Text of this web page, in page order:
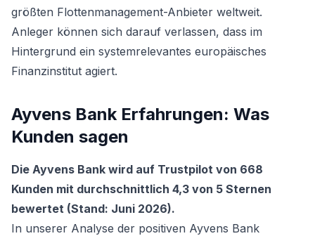
größten Flottenmanagement-Anbieter weltweit.
Anleger können sich darauf verlassen, dass im
Hintergrund ein systemrelevantes europäisches
Finanzinstitut agiert.
Ayvens Bank Erfahrungen: Was
Kunden sagen
Die Ayvens Bank wird auf Trustpilot von 668
Kunden mit durchschnittlich 4,3 von 5 Sternen
bewertet (Stand: Juni 2026).
In unserer Analyse der positiven Ayvens Bank